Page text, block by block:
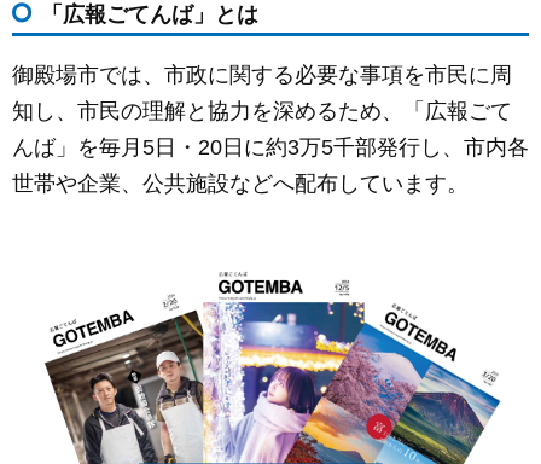
c
e
o
o
ail ss
e
n
g
er
e
「広報ごてんば」とは
御殿場市では、市政に関する必要な事項を市民に周
知し、市民の理解と協力を深めるため、「広報ごて
んば」を毎月5日・20日に約3万5千部発行し、市内各
世帯や企業、公共施設などへ配布しています。